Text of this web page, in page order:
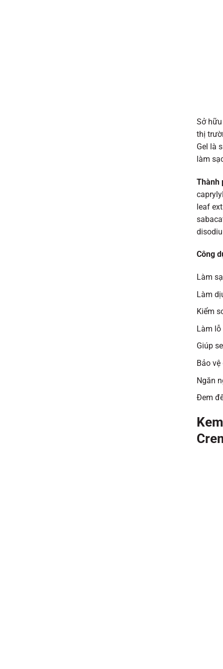
Sở
thị
Gel là
làm
Thành
leaf
Công
Làm
Làm
Kiểm
Làm
Giúp
Bảo
Ngăn
Đem